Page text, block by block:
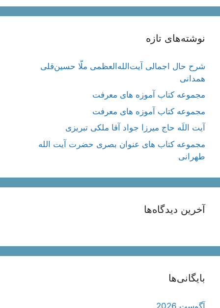
نوشته‌های تازه
شرح حال اجمالی آیت‌الله‌العظمی ملّا حسین‌قلی
همدانی
مجموعه کتاب آموزه های معرفت
مجموعه کتاب آموزه های معرفت
آیت اللَه حاج میرزا جواد آقا ملکی تبریزی
مجموعه کتاب های عنوان بصری حضرت آیت الله
طهرانی
آخرین دیدگاه‌ها
بایگانی‌ها
آگوست 2026